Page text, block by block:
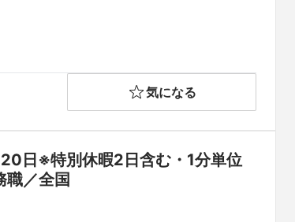
気になる
日※特別休暇2日含む・1分単位
／全国